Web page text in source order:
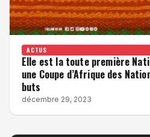
ACTUS
Elle est la toute première
une Coupe d’Afrique des
buts
décembre 29, 2023